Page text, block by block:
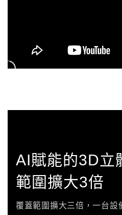
AI賦能的3D立
範圍擴大3倍
覆蓋範圍擴大三倍，一台設